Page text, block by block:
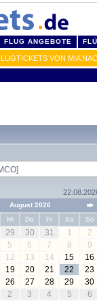
FLUG ANGEBOTE
VON MIA
August 2026
Mi Do Fr Sa So
29 30 31 1
2
5 6 7 8
9
12 13 14 15
16
19 20 21 22
23
26 27 28 29
30
2 3 4 5 6